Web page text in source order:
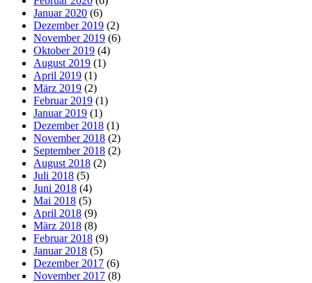
Januar 2020 (6)
Dezember 2019 (2)
November 2019 (6)
Oktober 2019 (4)
August 2019 (1)
April 2019 (1)
März 2019 (2)
Februar 2019 (1)
Januar 2019 (1)
Dezember 2018 (1)
November 2018 (2)
September 2018 (2)
August 2018 (2)
Juli 2018 (5)
Juni 2018 (4)
Mai 2018 (5)
April 2018 (9)
März 2018 (8)
Februar 2018 (9)
Januar 2018 (5)
Dezember 2017 (6)
November 2017 (8)